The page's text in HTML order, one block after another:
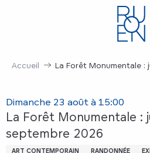
Accueil La Forêt Monumentale :
Dimanche 23 août à 15:00
La Forêt Monumentale :
septembre 2026
ART CONTEMPORAIN RANDONNÉE